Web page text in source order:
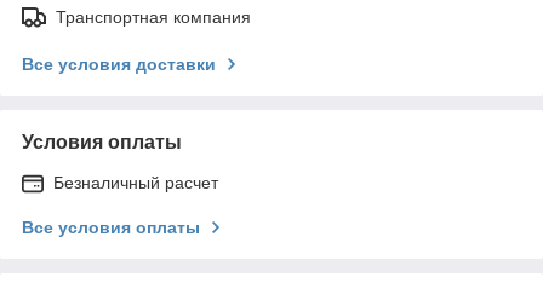
Транспортная компания
Все условия доставки
Условия оплаты
Безналичный расчет
Все условия оплаты